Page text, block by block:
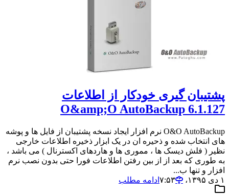
پشتیبان گیری خودکار از اطلاعات
O&amp;O AutoBackup 6.1.127
O&O AutoBackup نرم افزار ایجاد نسخه پشتیبان از فایل ها و پوشه
های انتخاب شده و ذحیره ان در یک ابزار ذخیره اطلاعات خارجی
نظیر ( فلش دیسک ها ، مموری ها و هاردهای اکسترنال ) می باشد ،
به طوری که بعد از از بین رفتن اطلاعات فورا حتی بدون نصب نرم
افزار و تنها ب...
۱ دی ۱۳۹۵،‏ ۷:۵۳
ادامه مطلب